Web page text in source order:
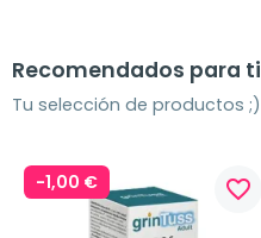
Recomendados para ti
Tu selección de productos ;)
-1,00 € favorite_border